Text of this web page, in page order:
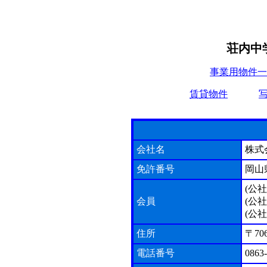
荘内中
事業用物件
賃貸物件
会社名
株
免許番号
岡山
会員
(公
(公
(公
住所
〒
電話番号